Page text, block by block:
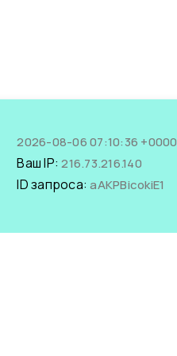
2026-08-06 07:10:36 +0000
Ваш IP:216.73.216.140
ID запроса:aAKPBicokiE1